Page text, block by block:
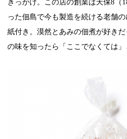
きっかけ。この店の創業は天保8（
った佃島で今も製造を続ける老舗
紙付き。漠然とあみの佃煮が好き
の味を知ったら「ここでなくては」